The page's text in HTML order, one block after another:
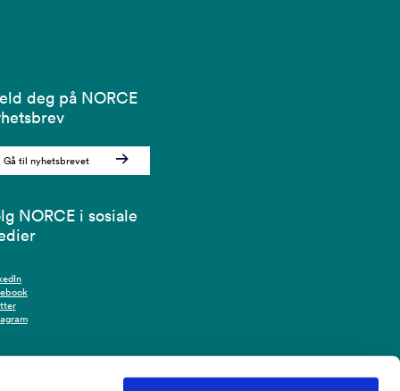
deg på NORCE
Gå til nyhetsbrevet
NORCE i sosiale